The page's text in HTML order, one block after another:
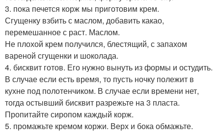
3. пока печется корж мы приготовим крем.
Сгущенку взбить с маслом, добавить какао,
перемешанное с раст. Маслом.
Не плохой крем получился, блестящий, с запахом
вареной сгущенки и шоколада.
4. бисквит готов. Его нужно вынуть из формы и остудить.
В случае если есть время, то пусть ночку полежит в
кухне под полотенчиком. В случае если времени нет,
тогда остывший бисквит разрежьте на 3 пласта.
Пропитайте сиропом каждый корж.
5. промажьте кремом коржи. Верх и бока обмажьте.